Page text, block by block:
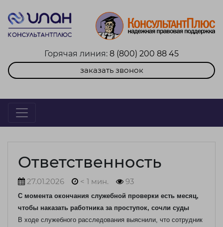
Горячая линия: 8 (800) 200 88 45
заказать звонок
Ответственность
27.01.2026 < 1 мин. 93
С момента окончания служебной проверки есть месяц,
чтобы наказать работника за проступок, сочли суды
В ходе служебного расследования выяснили, что сотрудник